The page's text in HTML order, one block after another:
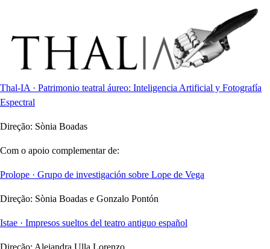
Thal-IA · Patrimonio teatral áureo: Inteligencia Artificial y Fotografía
Espectral
Direção: Sònia Boadas
Com o apoio complementar de:
Prolope · Grupo de investigación sobre Lope de Vega
Direção: Sònia Boadas e Gonzalo Pontón
Istae · Impresos sueltos del teatro antiguo español
Direção: Alejandra Ulla Lorenzo